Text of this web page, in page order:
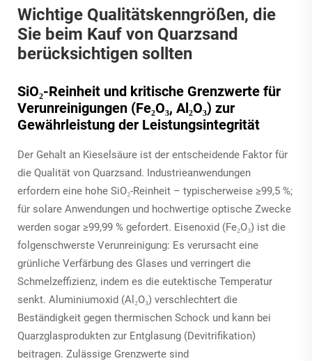
Wichtige Qualitätskenngrößen, die
Sie beim Kauf von Quarzsand
berücksichtigen sollten
SiO₂-Reinheit und kritische Grenzwerte für
Verunreinigungen (Fe₂O₃, Al₂O₃) zur
Gewährleistung der Leistungsintegrität
Der Gehalt an Kieselsäure ist der entscheidende Faktor für
die Qualität von Quarzsand. Industrieanwendungen
erfordern eine hohe SiO₂-Reinheit – typischerweise ≥99,5 %;
für solare Anwendungen und hochwertige optische Zwecke
werden sogar ≥99,99 % gefordert. Eisenoxid (Fe₂O₃) ist die
folgenschwerste Verunreinigung: Es verursacht eine
grünliche Verfärbung des Glases und verringert die
Schmelzeffizienz, indem es die eutektische Temperatur
senkt. Aluminiumoxid (Al₂O₃) verschlechtert die
Beständigkeit gegen thermischen Schock und kann bei
Quarzglasprodukten zur Entglasung (Devitrifikation)
beitragen. Zulässige Grenzwerte sind